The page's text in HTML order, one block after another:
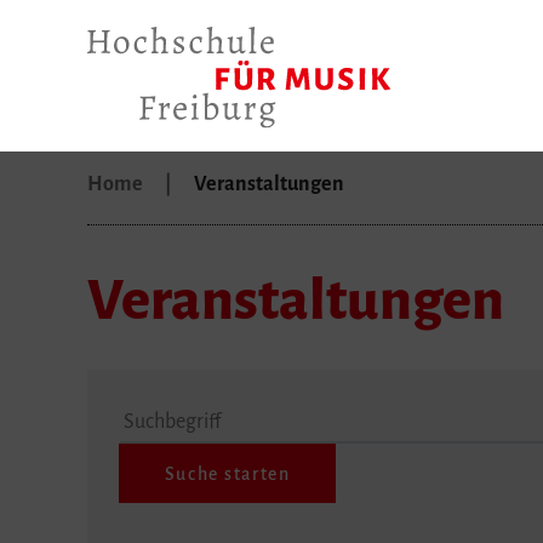
Home Veranstaltungen
Veranstaltungen
Suchbegriff